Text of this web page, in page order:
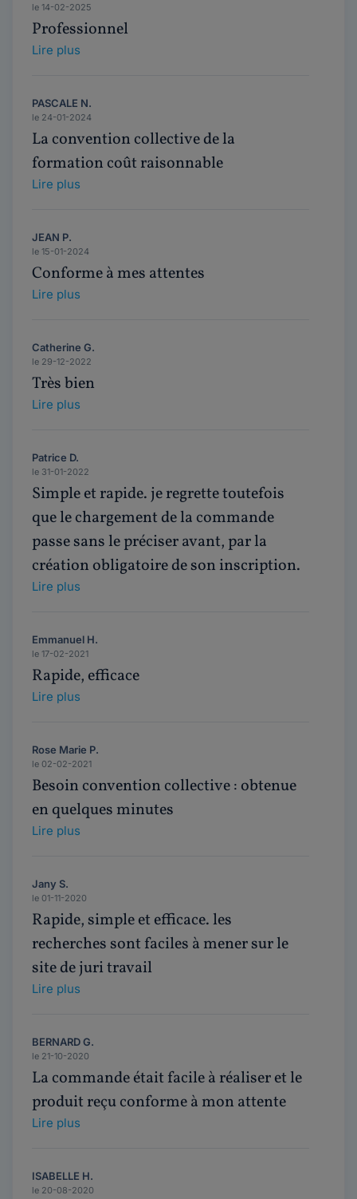
le 14-02-2025
Professionnel
Lire plus
PASCALE N.
le 24-01-2024
La convention collective de la
formation coût raisonnable
Lire plus
JEAN P.
le 15-01-2024
Conforme à mes attentes
Lire plus
Catherine G.
le 29-12-2022
Très bien
Lire plus
Patrice D.
le 31-01-2022
Simple et rapide. je regrette toutefois
que le chargement de la commande
passe sans le préciser avant, par la
création obligatoire de son inscription.
Lire plus
Emmanuel H.
le 17-02-2021
Rapide, efficace
Lire plus
Rose Marie P.
le 02-02-2021
Besoin convention collective : obtenue
en quelques minutes
Lire plus
Jany S.
le 01-11-2020
Rapide, simple et efficace. les
recherches sont faciles à mener sur le
site de juri travail
Lire plus
BERNARD G.
le 21-10-2020
La commande était facile à réaliser et le
produit reçu conforme à mon attente
Lire plus
ISABELLE H.
le 20-08-2020